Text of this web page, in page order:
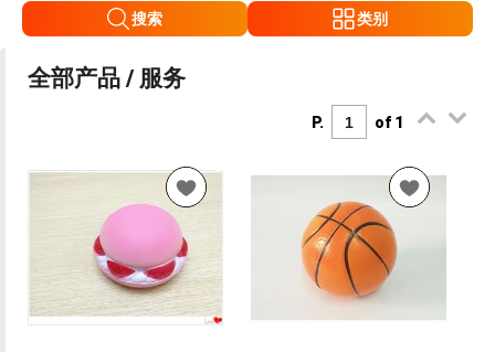
搜索 类别
全部产品 / 服务
P. of 1